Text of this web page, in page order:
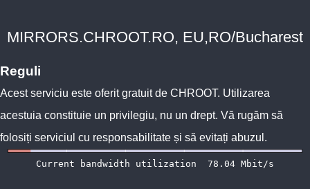
MIRRORS.CHROOT.RO, EU,RO/Bucharest
Reguli
Acest serviciu este oferit gratuit de CHROOT. Utilizarea
acestuia constituie un privilegiu, nu un drept. Vă rugăm să
folosiți serviciul cu responsabilitate și să evitați abuzul.